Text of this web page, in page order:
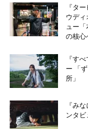
『タ
ウデ
ュー
の核心
『す
ー 「
所」
『み
ンタビ